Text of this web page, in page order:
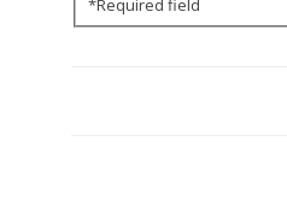
*Required field